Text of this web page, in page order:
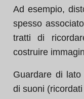
Ad esempio,
spesso
tratti di
costruire
Guardare di
di suoni